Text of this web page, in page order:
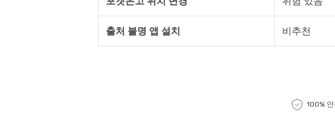
출처 불명 앱 설치 비추천
100%